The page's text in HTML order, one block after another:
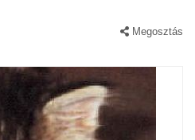
Megosztás